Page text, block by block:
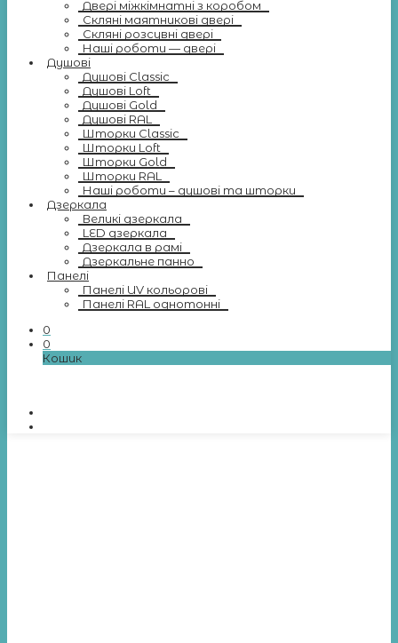
Двері міжкімнатні з коробом
Скляні маятникові двері
Скляні розсувні двері
Наші роботи — двері
Душові
Душові Classic
Душові Loft
Душові Gold
Душові RAL
Шторки Classic
Шторки Loft
Шторки Gold
Шторки RAL
Наші роботи – душові та шторки
Дзеркала
Великі дзеркала
LED дзеркала
Дзеркала в рамі
Дзеркальне панно
Панелі
Панелі UV кольорові
Панелі RAL однотонні
0
0
Кошик